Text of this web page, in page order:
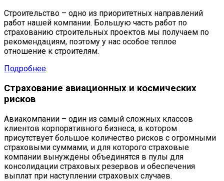
Строительство – одно из приоритетных направлений
работ нашей компании. Большую часть работ по
страхованию строительных проектов мы получаем по
рекомендациям, поэтому у нас особое теплое
отношение к строителям.
Подробнее
Страхование авиационных и космических
рисков
Авиакомпании – один из самый сложных классов
клиентов корпоративного бизнеса, в котором
присутствует большое количество рисков с огромными
страховыми суммами, и для которого страховые
компании вынуждены объединятся в пулы для
консолидации страховых резервов и обеспечения
выплат при наступлении страховых случаев.